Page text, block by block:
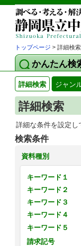
トップページ > 詳細検索
かんたん検
詳細検索 ジャン
詳細検索
詳細な条件を設定
検索条件
資料種別
キーワード１
キーワード２
キーワード３
キーワード４
キーワード５
請求記号